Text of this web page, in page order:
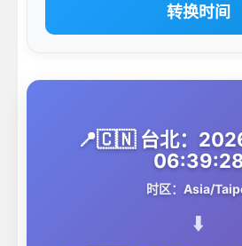
转换时间
📍🇨🇳 台北：
时区：Asia/
⬇️